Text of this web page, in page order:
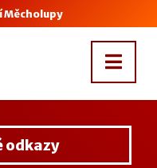
Měcholupy
odkazy